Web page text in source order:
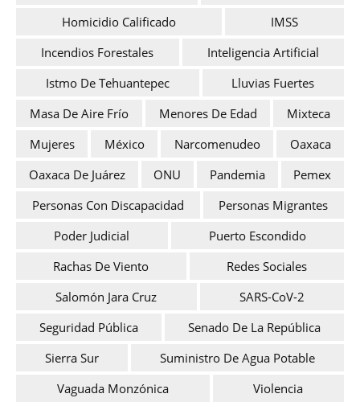
Homicidio Calificado
IMSS
Incendios Forestales
Inteligencia Artificial
Istmo De Tehuantepec
Lluvias Fuertes
Masa De Aire Frío
Menores De Edad
Mixteca
Mujeres
México Narcomenudeo
Oaxaca
Oaxaca De Juárez
ONU Pandemia
Pemex
Personas Con Discapacidad
Personas Migrantes
Poder Judicial
Puerto Escondido
Rachas De Viento
Redes Sociales
Salomón Jara Cruz
SARS-CoV-2
Seguridad Pública
Senado De La República
Sierra Sur
Suministro De Agua Potable
Vaguada Monzónica
Violencia